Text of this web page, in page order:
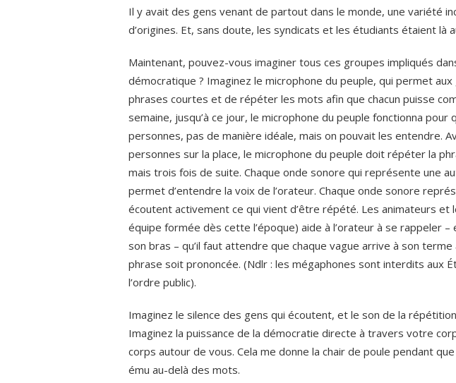
Il y avait des gens venant de partout dans le monde, une variété
d’origines. Et, sans doute, les syndicats et les étudiants étaient là
Maintenant, pouvez-vous imaginer tous ces groupes impliqués
démocratique ? Imaginez le microphone du peuple, qui permet
phrases courtes et de répéter les mots afin que chacun puisse
semaine, jusqu’à ce jour, le microphone du peuple fonctionna pour
personnes, pas de manière idéale, mais on pouvait les entendre.
personnes sur la place, le microphone du peuple doit répéter la
mais trois fois de suite. Chaque onde sonore qui représente une
permet d’entendre la voix de l’orateur. Chaque onde sonore
écoutent activement ce qui vient d’être répété. Les animateurs et
équipe formée dès cette l’époque) aide à l’orateur à se rappeler
son bras – qu’il faut attendre que chaque vague arrive à son terme
phrase soit prononcée. (Ndlr : les mégaphones sont interdits aux
l’ordre public).
Imaginez le silence des gens qui écoutent, et le son de la
Imaginez la puissance de la démocratie directe à travers votre
corps autour de vous. Cela me donne la chair de poule pendant que
ému au-delà des mots.